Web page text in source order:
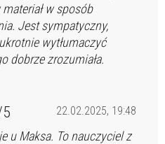
w sposób
Jest sympatyczny,
wytłumaczyć
dobrze zrozumiała.
22.02.2025, 19:48
u Maksa. To nauczyciel z